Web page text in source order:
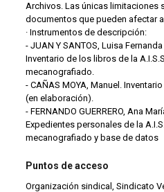
Archivos. Las únicas limitaciones
documentos que pueden afectar
· Instrumentos de descripción:
- JUAN Y SANTOS, Luisa
Inventario de los libros de la
mecanografiado.
- CAÑAS MOYA, Manuel.
(en elaboración).
- FERNANDO GUERRERO, Ana
Expedientes personales de la
mecanografiado y base de datos
Puntos de acceso
Organización sindical, Sindicato